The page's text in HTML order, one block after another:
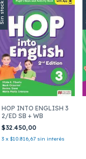
Sin stock
HOP INTO ENGLISH 3
2/ED SB + WB
$32.450,00
3 x $10.816,67 sin interés